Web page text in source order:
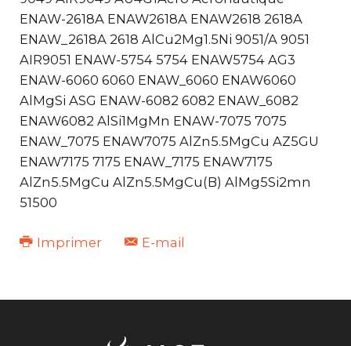
ENAW-2618A ENAW2618A ENAW2618 2618A
ENAW_2618A 2618 AlCu2Mg1.5Ni 9051/A 9051
AIR9051 ENAW-5754 5754 ENAW5754 AG3
ENAW-6060 6060 ENAW_6060 ENAW6060
AlMgSi ASG ENAW-6082 6082 ENAW_6082
ENAW6082 AlSi1MgMn ENAW-7075 7075
ENAW_7075 ENAW7075 AlZn5.5MgCu AZ5GU
ENAW7175 7175 ENAW_7175 ENAW7175
AlZn5.5MgCu AlZn5.5MgCu(B) AlMg5Si2mn
51500
Imprimer E-mail